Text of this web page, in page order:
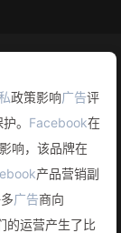
政策影响广告评
。 Facebook在
响，该品牌在
产品营销副
广告商向
的运营产生了比